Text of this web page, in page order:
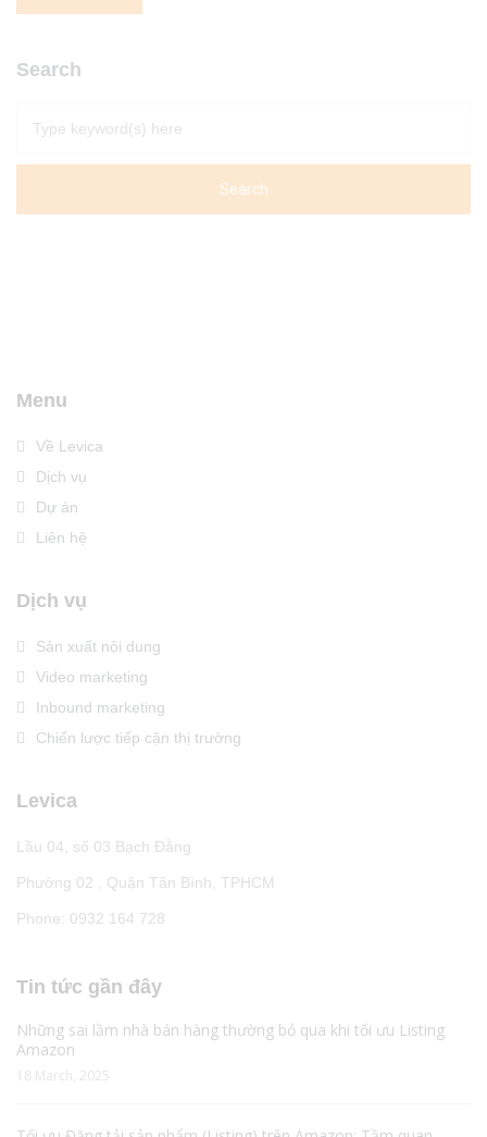
Search
Menu
Về Levica
Dịch vụ
Dự án
Liên hệ
Dịch vụ
Sản xuất nội dung
Video marketing
Inbound marketing
Chiến lược tiếp cận thị trường
Levica
Lầu 04, số 03 Bạch Đằng
Phường 02 , Quận Tân Bình, TPHCM
Phone: 0932 164 728
Tin tức gần đây
Những sai lầm nhà bán hàng thường bỏ qua khi tối ưu Listing
Amazon
18 March, 2025